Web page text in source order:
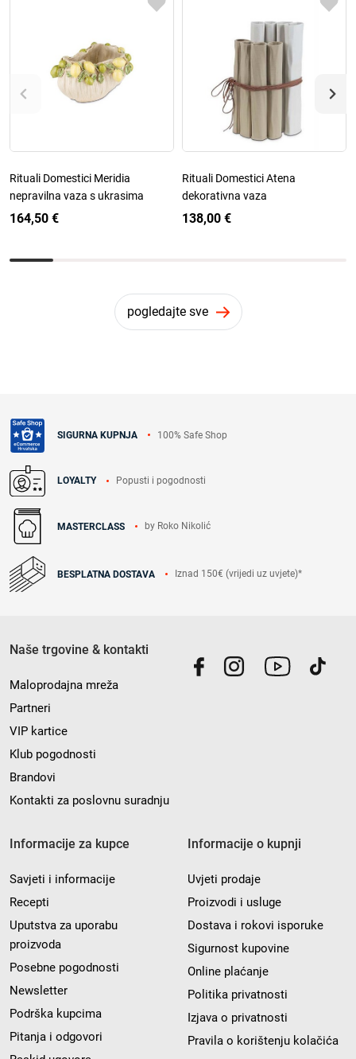
Rituali Domestici Meridia
nepravilna vaza s ukrasima
164,50 €
Rituali Domestici Atena
dekorativna vaza
138,00 €
pogledajte sve
SIGURNA KUPNJA 100% Safe Shop
LOYALTY Popusti i pogodnosti
MASTERCLASS by Roko Nikolić
BESPLATNA DOSTAVA Iznad 150€ (vrijedi uz uvjete)*
Naše trgovine & kontakti
Maloprodajna mreža
Partneri
VIP kartice
Klub pogodnosti
Brandovi
Kontakti za poslovnu suradnju
Informacije za kupce
Savjeti i informacije
Recepti
Uputstva za uporabu
proizvoda
Posebne pogodnosti
Newsletter
Podrška kupcima
Pitanja i odgovori
Informacije o kupnji
Uvjeti prodaje
Proizvodi i usluge
Dostava i rokovi isporuke
Sigurnost kupovine
Online plaćanje
Politika privatnosti
Izjava o privatnosti
Pravila o korištenju kolačića